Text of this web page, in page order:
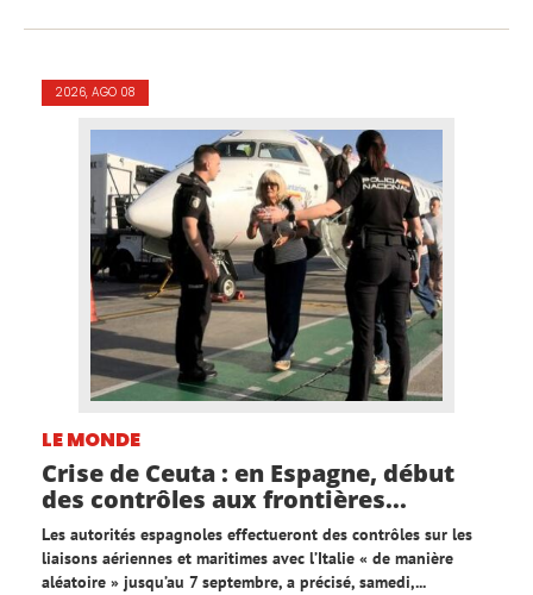
2026, AGO 08
LE MONDE
Crise de Ceuta : en Espagne, début
des contrôles aux frontières...
Les autorités espagnoles effectueront des contrôles sur les
liaisons aériennes et maritimes avec l’Italie « de manière
aléatoire » jusqu’au 7 septembre, a précisé, samedi,...